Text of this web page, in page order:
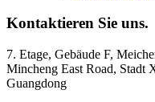
Kontaktieren Sie uns.
7. Etage, Gebäude F,
Mincheng East Road, Stadt
Guangdong